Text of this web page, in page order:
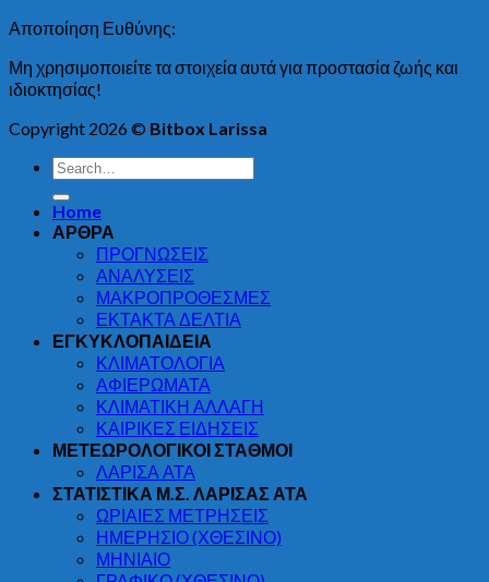
Αποποίηση Ευθύνης:
Μη χρησιμοποιείτε τα στοιχεία αυτά για προστασία ζωής και
ιδιοκτησίας!
Copyright 2026 © Bitbox Larissa
Home
ΑΡΘΡΑ
ΠΡΟΓΝΩΣΕΙΣ
ΑΝΑΛΥΣΕΙΣ
ΜΑΚΡΟΠΡΟΘΕΣΜΕΣ
ΕΚΤΑΚΤΑ ΔΕΛΤΙΑ
ΕΓΚΥΚΛΟΠΑΙΔΕΙΑ
ΚΛΙΜΑΤΟΛΟΓΙΑ
ΑΦΙΕΡΩΜΑΤΑ
ΚΛΙΜΑΤΙΚΗ ΑΛΛΑΓΗ
ΚΑΙΡΙΚΕΣ ΕΙΔΗΣΕΙΣ
ΜΕΤΕΩΡΟΛΟΓΙΚΟΙ ΣΤΑΘΜΟΙ
ΛΑΡΙΣΑ ΑΤΑ
ΣΤΑΤΙΣΤΙΚΑ Μ.Σ. ΛΑΡΙΣΑΣ ΑΤΑ
ΩΡΙΑΙΕΣ ΜΕΤΡΗΣΕΙΣ
ΗΜΕΡΗΣΙΟ (ΧΘΕΣΙΝΟ)
ΜΗΝΙΑΙΟ